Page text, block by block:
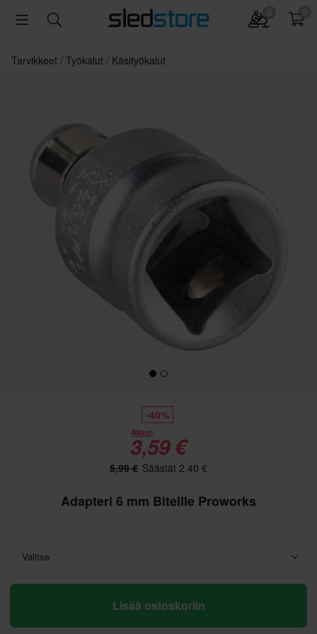
Tarvikkeet Työkalut Käsityökalut
-40%
Alkaen
3,59 €
5,99 € Säästät 2,40 €
Adapteri 6 mm Biteille Proworks
Valitse
Lisää ostoskoriin